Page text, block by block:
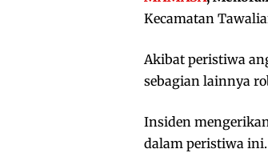
Kecamatan
Akibat peristiwa
sebagian lainnya
Insiden
dalam peristiwa